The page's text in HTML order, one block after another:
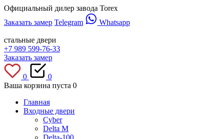
Официальный дилер завода Torex
Заказать замер Telegram Whatsapp
стальные двери
+7 989 599-76-33
Заказать замер
0
0
Ваша корзина пуста 0
Главная
Входные двери
Cyber
Delta M
Delta-100